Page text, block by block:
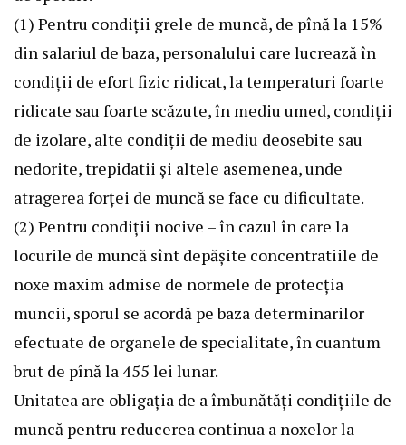
(1) Pentru condiţii grele de muncă, de pînă la 15%
din salariul de baza, personalului care lucrează în
condiţii de efort fizic ridicat, la temperaturi foarte
ridicate sau foarte scăzute, în mediu umed, condiţii
de izolare, alte condiţii de mediu deosebite sau
nedorite, trepidatii şi altele asemenea, unde
atragerea forţei de muncă se face cu dificultate.
(2) Pentru condiţii nocive – în cazul în care la
locurile de muncă sînt depăşite concentratiile de
noxe maxim admise de normele de protecţia
muncii, sporul se acordă pe baza determinarilor
efectuate de organele de specialitate, în cuantum
brut de pînă la 455 lei lunar.
Unitatea are obligaţia de a îmbunătăţi condiţiile de
muncă pentru reducerea continua a noxelor la